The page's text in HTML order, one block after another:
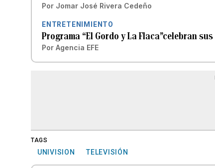
Por Jomar José Rivera Cedeño
ENTRETENIMIENTO
Programa “El Gordo y La Flaca”celebran
Por Agencia EFE
TAGS
UNIVISION TELEVISIÓN